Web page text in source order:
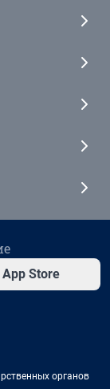
App Store
органов